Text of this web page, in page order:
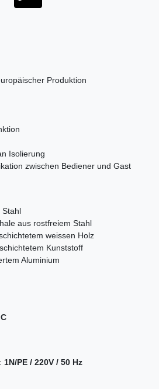
Produktion
Isolierung
zwischen Bediener und Gast
Stahl
aus rostfreiem Stahl
weissen Holz
Kunststoff
Aluminium
1N/PE / 220V / 50 Hz